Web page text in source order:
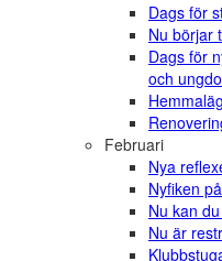
Dags för
Nu börjar
Dags för
och
Februari
Nya
Nyfiken
Nu kan
Nu är